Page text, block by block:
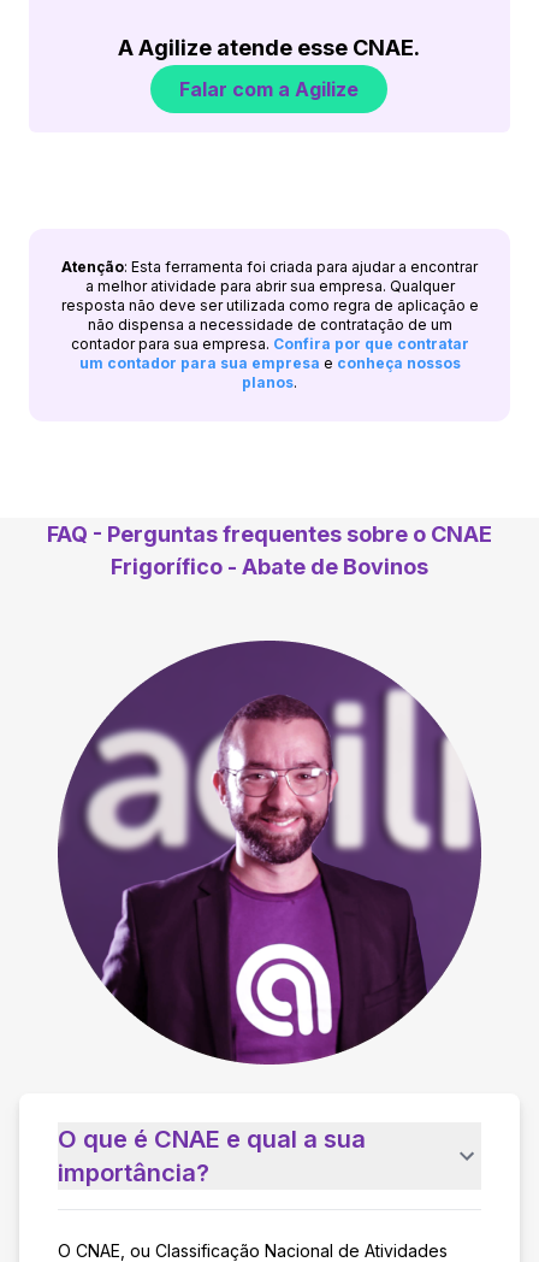
A Agilize atende esse CNAE.
Falar com a Agilize
Atenção: Esta ferramenta foi criada para ajudar a encontrar
a melhor atividade para abrir sua empresa. Qualquer
resposta não deve ser utilizada como regra de aplicação e
não dispensa a necessidade de contratação de um
contador para sua empresa. Confira por que contratar
um contador para sua empresa e conheça nossos
planos.
FAQ - Perguntas frequentes sobre o CNAE
Frigorífico - Abate de Bovinos
O que é CNAE e qual a sua
importância?
O CNAE, ou Classificação Nacional de Atividades